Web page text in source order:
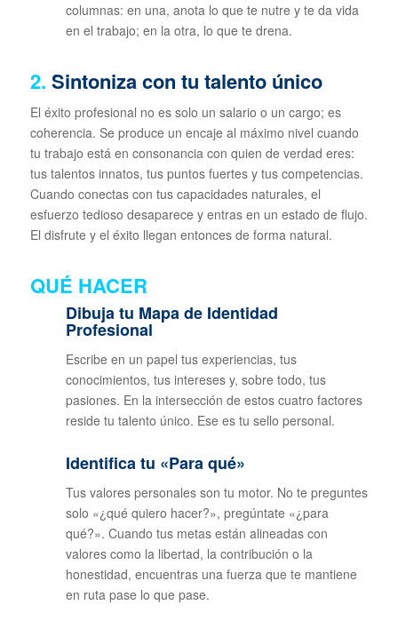
columnas: en una, anota lo que te nutre y te da vida
en el trabajo; en la otra, lo que te drena.
2. Sintoniza con tu talento único
El éxito profesional no es solo un salario o un cargo; es
coherencia. Se produce un encaje al máximo nivel cuando
tu trabajo está en consonancia con quien de verdad eres:
tus talentos innatos, tus puntos fuertes y tus competencias.
Cuando conectas con tus capacidades naturales, el
esfuerzo tedioso desaparece y entras en un estado de flujo.
El disfrute y el éxito llegan entonces de forma natural.
QUÉ HACER
Dibuja tu Mapa de Identidad
Profesional
Escribe en un papel tus experiencias, tus
conocimientos, tus intereses y, sobre todo, tus
pasiones. En la intersección de estos cuatro factores
reside tu talento único. Ese es tu sello personal.
Identifica tu «Para qué»
Tus valores personales son tu motor. No te preguntes
solo «¿qué quiero hacer?», pregúntate «¿para
qué?». Cuando tus metas están alineadas con
valores como la libertad, la contribución o la
honestidad, encuentras una fuerza que te mantiene
en ruta pase lo que pase.